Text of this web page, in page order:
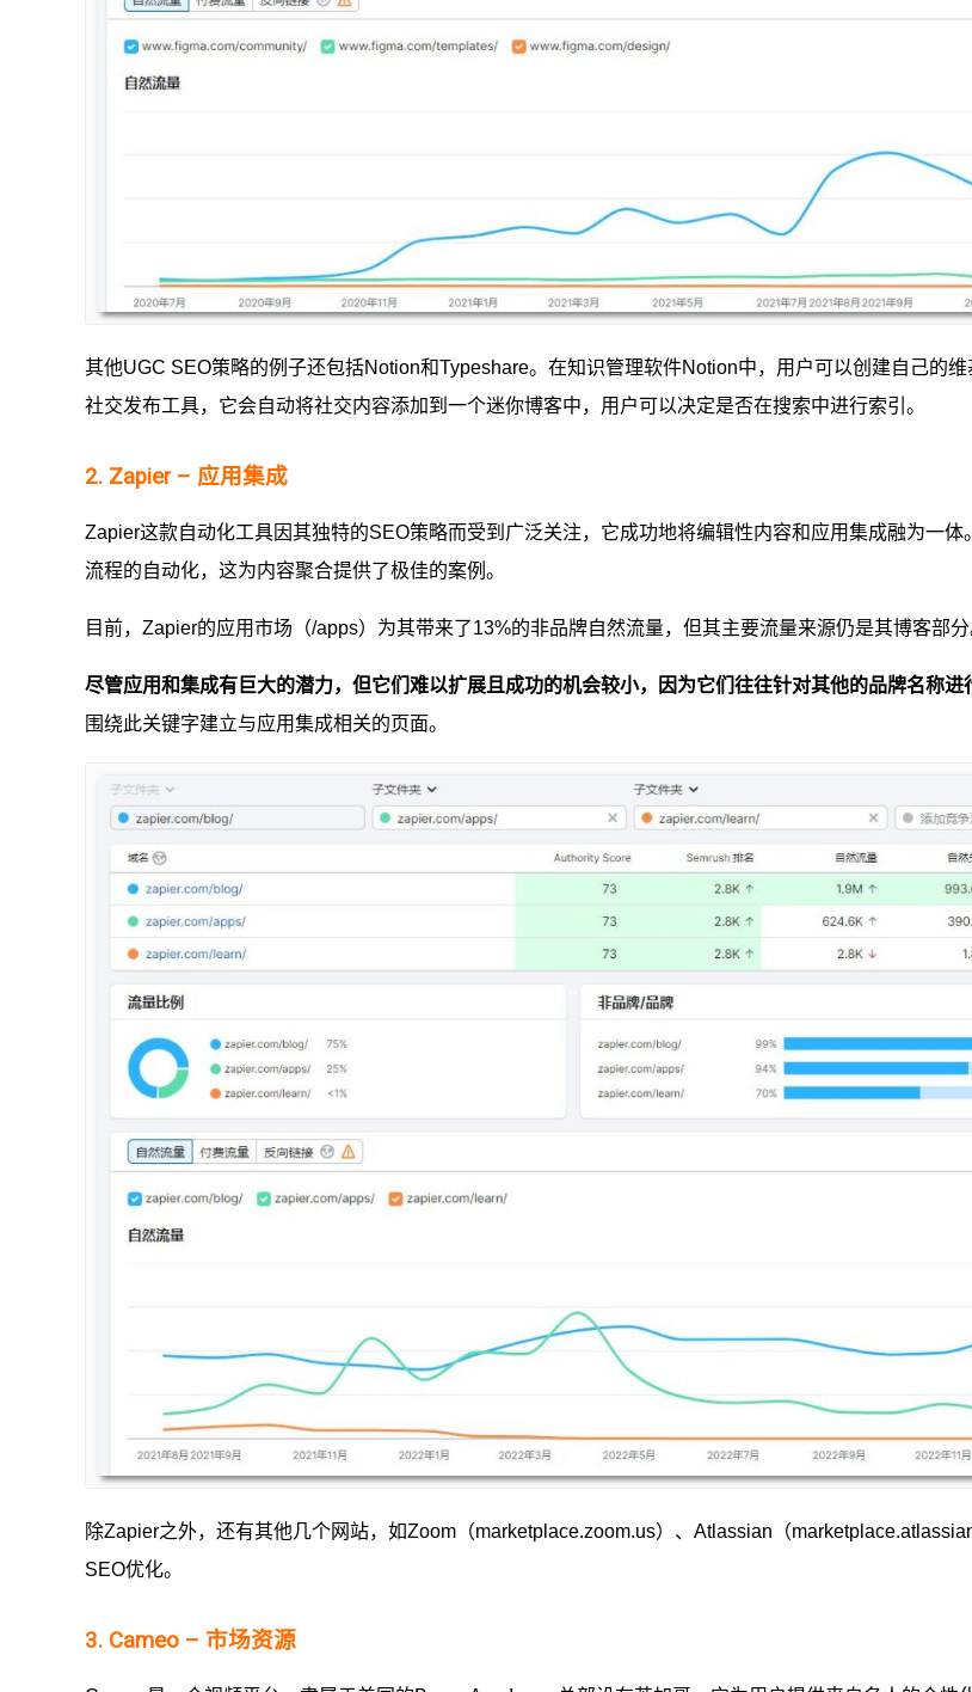
其他UGC SEO策略的例子还包括Notion和Typeshare。在知识管理软件Notion中，用户可以创建自己的
社交发布工具，它会自动将社交内容添加到一个迷你博客中，用户可以决定是否在搜索中进行索引。
2. Zapier – 应用集成
Zapier这款自动化工具因其独特的SEO策略而受到广泛关注，它成功地将编辑性内容和应用集成融为一
流程的自动化，这为内容聚合提供了极佳的案例。
目前，Zapier的应用市场（/apps）为其带来了13%的非品牌自然流量，但其主要流量来源仍是其博客部分
尽管应用和集成有巨大的潜力，但它们难以扩展且成功的机会较小，因为它们往往针对其他的品牌名称进
围绕此关键字建立与应用集成相关的页面。
除Zapier之外，还有其他几个网站，如Zoom（marketplace.zoom.us）、Atlassian（
SEO优化。
3. Cameo – 市场资源